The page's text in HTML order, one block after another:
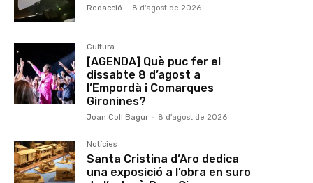
Redacció - 8 d'agost de 2026
Cultura
[AGENDA] Què puc fer el
dissabte 8 d’agost a
l’Empordà i Comarques
Gironines?
Joan Coll Bagur - 8 d'agost de 2026
Notícies
Santa Cristina d’Aro dedica
una exposició a l’obra en suro